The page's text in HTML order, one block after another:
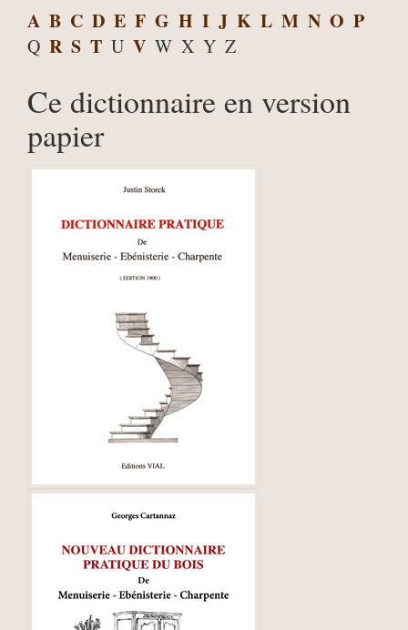
A B C D E F G H I J K L M N O P
Q R S T U V W X Y Z
Ce dictionnaire en version
papier